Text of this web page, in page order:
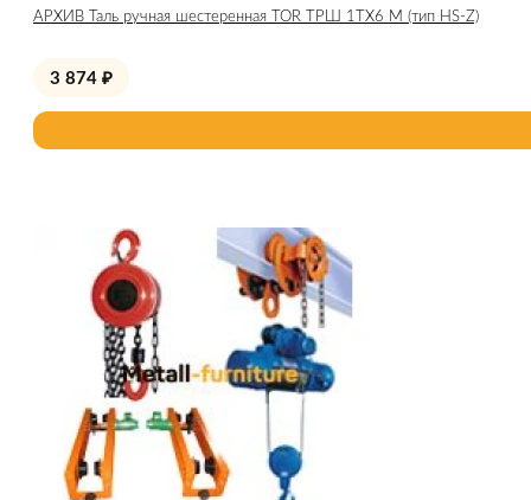
АРХИВ Таль ручная шестеренная TOR ТРШ 1ТХ6 М (тип HS-Z)
3 874 ₽